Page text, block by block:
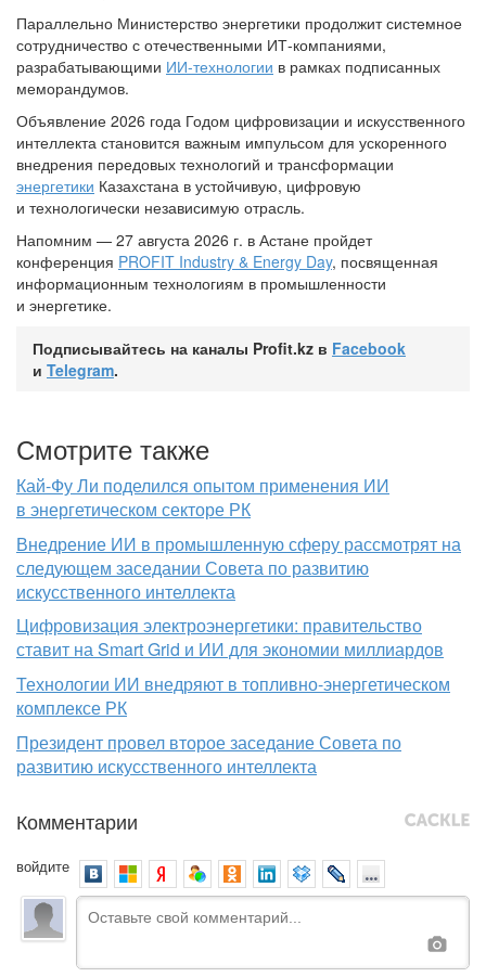
Параллельно Министерство энергетики продолжит системное
сотрудничество с отечественными ИТ-компаниями,
разрабатывающими ИИ-технологии в рамках подписанных
меморандумов.
Объявление 2026 года Годом цифровизации и искусственного
интеллекта становится важным импульсом для ускоренного
внедрения передовых технологий и трансформации
энергетики Казахстана в устойчивую, цифровую
и технологически независимую отрасль.
Напомним — 27 августа 2026 г. в Астане пройдет
конференция PROFIT Industry & Energy Day, посвященная
информационным технологиям в промышленности
и энергетике.
Подписывайтесь на каналы Profit.kz в Facebook
и Telegram.
Смотрите также
Кай-Фу Ли поделился опытом применения ИИ
в энергетическом секторе РК
Внедрение ИИ в промышленную сферу рассмотрят на
следующем заседании Совета по развитию
искусственного интеллекта
Цифровизация электроэнергетики: правительство
ставит на Smart Grid и ИИ для экономии миллиардов
Технологии ИИ внедряют в топливно-энергетическом
комплексе РК
Президент провел второе заседание Совета по
развитию искусственного интеллекта
Комментарии
войдите